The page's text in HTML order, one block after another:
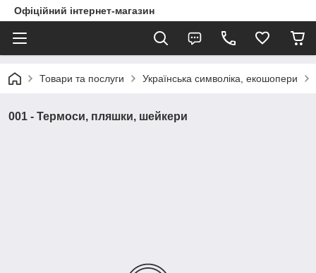
Офіційний інтернет-магазин
Товари та послуги Українська символіка, екошопери
001 - Термоси, пляшки, шейкери